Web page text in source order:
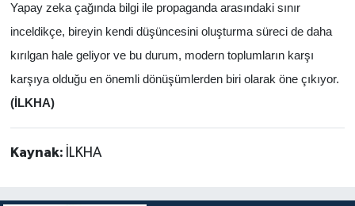
Yapay zeka çağında bilgi ile propaganda arasındaki sınır
inceldikçe, bireyin kendi düşüncesini oluşturma süreci de daha
kırılgan hale geliyor ve bu durum, modern toplumların karşı
karşıya olduğu en önemli dönüşümlerden biri olarak öne çıkıyor.
(İLKHA)
Kaynak: İLKHA